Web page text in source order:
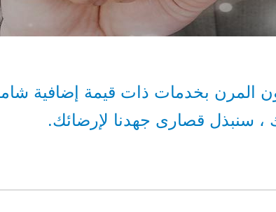
المرن بخدمات ذات قيمة إضافية
، سنبذل قصارى جهدنا لإرضائك.